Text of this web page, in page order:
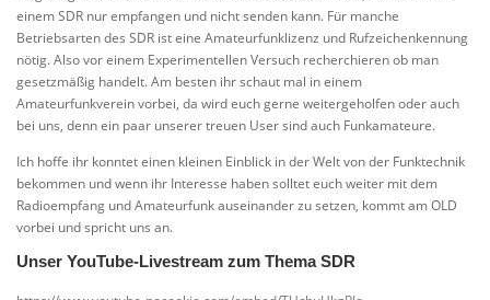
einem SDR nur empfangen und nicht senden kann. Für manche
Betriebsarten des SDR ist eine Amateurfunklizenz und Rufzeichenkennung
nötig. Also vor einem Experimentellen Versuch recherchieren ob man
gesetzmäßig handelt. Am besten ihr schaut mal in einem
Amateurfunkverein vorbei, da wird euch gerne weitergeholfen oder auch
bei uns, denn ein paar unserer treuen User sind auch Funkamateure.
Ich hoffe ihr konntet einen kleinen Einblick in der Welt von der Funktechnik
bekommen und wenn ihr Interesse haben solltet euch weiter mit dem
Radioempfang und Amateurfunk auseinander zu setzen, kommt am OLD
vorbei und spricht uns an.
Unser YouTube-Livestream zum Thema SDR